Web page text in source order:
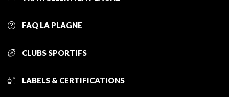
FAQ LA PLAGNE
CLUBS SPORTIFS
LABELS & CERTIFICATIONS